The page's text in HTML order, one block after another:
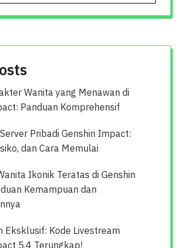
Wanita yang Menawan di
Panduan Komprehensif
Pribadi Genshin Impact:
dan Cara Memulai
Ikonik Teratas di Genshin
Kemampuan dan
Eksklusif: Kode Livestream
5.4 Terungkap!